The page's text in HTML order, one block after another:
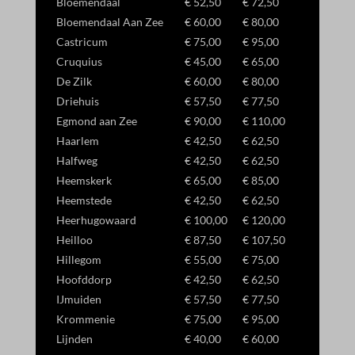
Bloemendaal Aan Zee
€ 60,00
€ 80,00
Castricum
€ 75,00
€ 95,00
Cruquius
€ 45,00
€ 65,00
De Zilk
€ 60,00
€ 80,00
Driehuis
€ 57,50
€ 77,50
Egmond aan Zee
€ 90,00
€ 110,00
Haarlem
€ 42,50
€ 62,50
Halfweg
€ 42,50
€ 62,50
Heemskerk
€ 65,00
€ 85,00
Heemstede
€ 42,50
€ 62,50
Heerhugowaard
€ 100,00
€ 120,00
Heilloo
€ 87,50
€ 107,50
Hillegom
€ 55,00
€ 75,00
Hoofddorp
€ 42,50
€ 62,50
IJmuiden
€ 57,50
€ 77,50
Krommenie
€ 75,00
€ 95,00
Lijnden
€ 40,00
€ 60,00
_gcl_gb
amzn_consent
ssm_au_c